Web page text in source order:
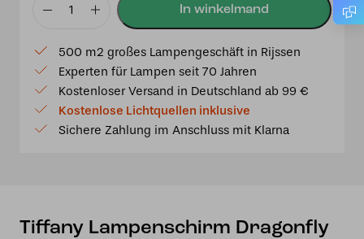
Tiffany
Dragonfly
Belle
Epoque
20
cm
500 m2 großes Lampengeschäft in Rijssen
Experten für Lampen seit 70 Jahren
Kostenloser Versand in Deutschland ab 99 €
Kostenlose Lichtquellen inklusive
Sichere Zahlung im Anschluss mit Klarna
Tiffany Lampenschirm Dragonfly